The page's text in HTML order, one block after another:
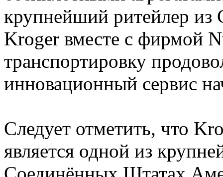
крупнейший ритейлер
Kroger вместе с фирмой
транспортировку
инновационный сервис
Следует отметить, что
является одной из